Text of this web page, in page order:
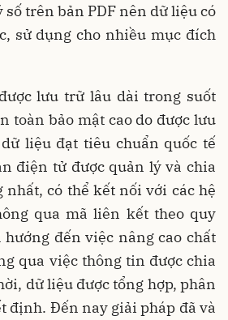
trên bản PDF nên dữ liệu có
sử dụng cho nhiều mục đích
lưu trữ lâu dài trong suốt
toàn bảo mật cao do được lưu
liệu đạt tiêu chuẩn quốc tế
điện tử được quản lý và chia
nhất, có thể kết nối với các hệ
qua mã liên kết theo quy
hướng đến việc nâng cao chất
qua việc thông tin được chia
dữ liệu được tổng hợp, phân
định. Đến nay giải pháp đã và